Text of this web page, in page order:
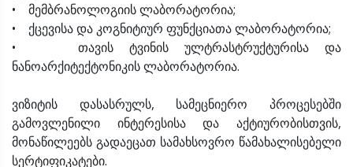
• მემბრანოლოგიის ლაბორატორია;
• ქცევისა და კოგნიტიურ ფუნქციათა ლაბორატორია;
• თავის ტვინის ულტრასტრუქტურისა და
ნანოარქიტექტონიკის ლაბორატორია.
ვიზიტის დასასრულს, სამეცნიერო პროცესებში
გამოვლენილი ინტერესისა და აქტიურობისთვის,
მონაწილეებს გადაეცათ სამახსოვრო წამახალისებელი
სერტიფიკატები.